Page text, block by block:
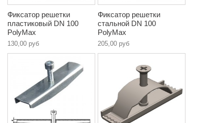
Фиксатор решетки
пластиковый DN 100
PolyMax
130,00 руб
Фиксатор решетки
стальной DN 100
PolyMax
205,00 руб